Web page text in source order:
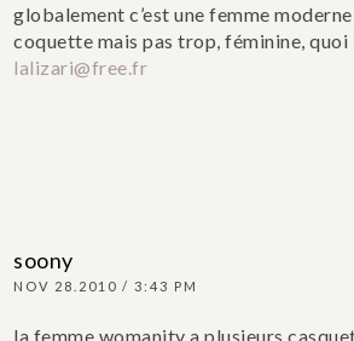
globalement c’est une femme
coquette mais pas trop, féminine, quoi
lalizari@free.fr
soony
NOV 28.2010 / 3:43 PM
la femme womanity a plusieurs